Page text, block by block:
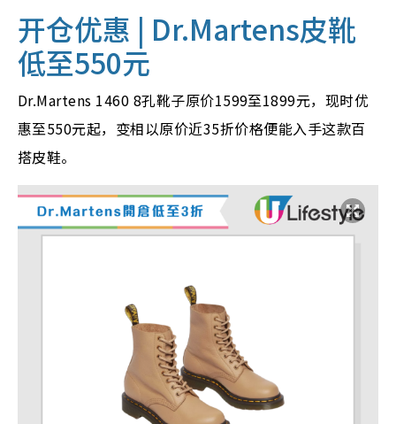
开仓优惠 | Dr.Martens皮靴
低至550元
Dr.Martens 1460 8孔靴子原价1599至1899元，现时优
惠至550元起，变相以原价近35折价格便能入手这款百
搭皮鞋。